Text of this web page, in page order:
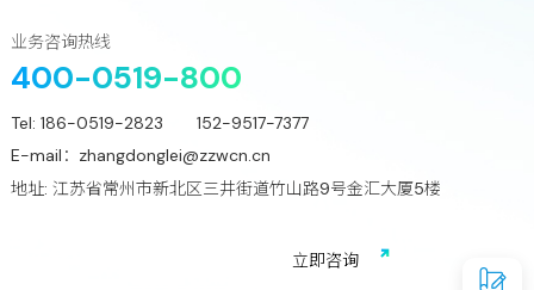
业务咨询热线
400-0519-800
Tel: 186-0519-2823 152-9517-7377
E-mail： zhangdonglei@zzwcn.cn
地址: 江苏省常州市新北区三井街道竹山路9号金汇大厦5楼
立即咨询